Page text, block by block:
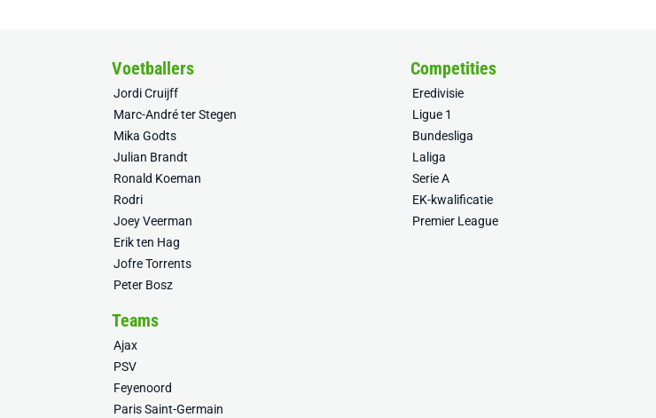
Voetballers
Jordi Cruijff
Marc-André ter Stegen
Mika Godts
Julian Brandt
Ronald Koeman
Rodri
Joey Veerman
Erik ten Hag
Jofre Torrents
Peter Bosz
Competities
Eredivisie
Ligue 1
Bundesliga
Laliga
Serie A
EK-kwalificatie
Premier League
Teams
Ajax
PSV
Feyenoord
Paris Saint-Germain